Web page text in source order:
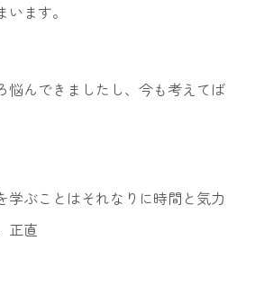
ます。
悩んできましたし、今も考えてば
学ぶことはそれなりに時間と気力
正直